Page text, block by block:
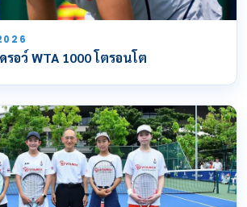
อว์ WTA 1000 โตรอนโต